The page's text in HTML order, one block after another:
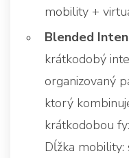
mobility +
Blended
krátkodobý
organizovaný
ktorý
krátkodobou
Dĺžka mobility: